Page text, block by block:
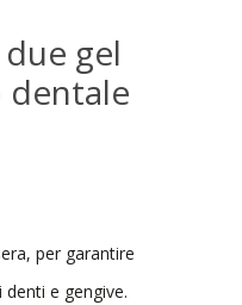
gel
dentale
per garantire
e gengive.